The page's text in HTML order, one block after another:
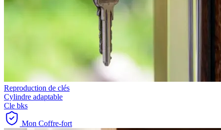
Reproduction de clés
Cylindre adaptable
Cle bks
Mon Coffre-fort